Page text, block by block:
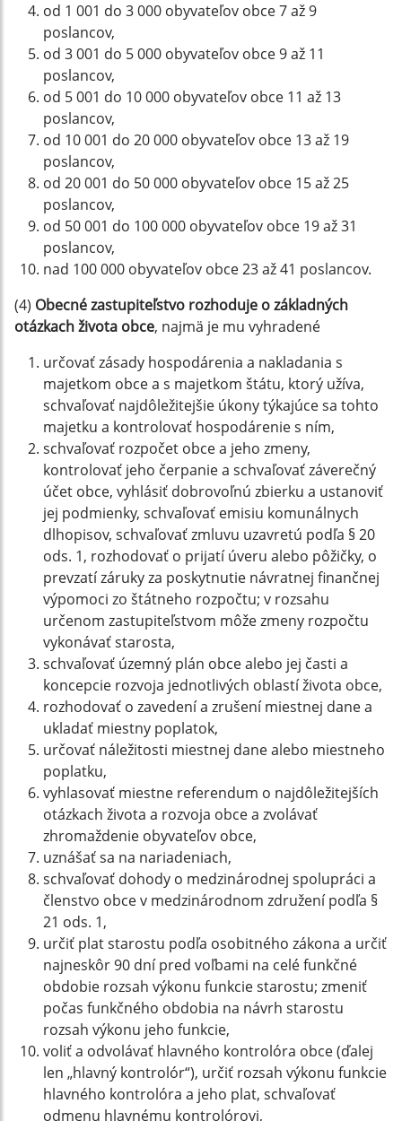
od 1 001 do 3 000 obyvateľov obce 7 až 9
poslancov,
od 3 001 do 5 000 obyvateľov obce 9 až 11
poslancov,
od 5 001 do 10 000 obyvateľov obce 11 až 13
poslancov,
od 10 001 do 20 000 obyvateľov obce 13 až 19
poslancov,
od 20 001 do 50 000 obyvateľov obce 15 až 25
poslancov,
od 50 001 do 100 000 obyvateľov obce 19 až 31
poslancov,
nad 100 000 obyvateľov obce 23 až 41 poslancov.
(4) Obecné zastupiteľstvo rozhoduje o základných
otázkach života obce, najmä je mu vyhradené
určovať zásady hospodárenia a nakladania s
majetkom obce a s majetkom štátu, ktorý užíva,
schvaľovať najdôležitejšie úkony týkajúce sa tohto
majetku a kontrolovať hospodárenie s ním,
schvaľovať rozpočet obce a jeho zmeny,
kontrolovať jeho čerpanie a schvaľovať záverečný
účet obce, vyhlásiť dobrovoľnú zbierku a ustanoviť
jej podmienky, schvaľovať emisiu komunálnych
dlhopisov, schvaľovať zmluvu uzavretú podľa § 20
ods. 1, rozhodovať o prijatí úveru alebo pôžičky, o
prevzatí záruky za poskytnutie návratnej finančnej
výpomoci zo štátneho rozpočtu; v rozsahu
určenom zastupiteľstvom môže zmeny rozpočtu
vykonávať starosta,
schvaľovať územný plán obce alebo jej časti a
koncepcie rozvoja jednotlivých oblastí života obce,
rozhodovať o zavedení a zrušení miestnej dane a
ukladať miestny poplatok,
určovať náležitosti miestnej dane alebo miestneho
poplatku,
vyhlasovať miestne referendum o najdôležitejších
otázkach života a rozvoja obce a zvolávať
zhromaždenie obyvateľov obce,
uznášať sa na nariadeniach,
schvaľovať dohody o medzinárodnej spolupráci a
členstvo obce v medzinárodnom združení podľa §
21 ods. 1,
určiť plat starostu podľa osobitného zákona a určiť
najneskôr 90 dní pred voľbami na celé funkčné
obdobie rozsah výkonu funkcie starostu; zmeniť
počas funkčného obdobia na návrh starostu
rozsah výkonu jeho funkcie,
voliť a odvolávať hlavného kontrolóra obce (ďalej
len „hlavný kontrolór“), určiť rozsah výkonu funkcie
hlavného kontrolóra a jeho plat, schvaľovať
odmenu hlavnému kontrolórovi,